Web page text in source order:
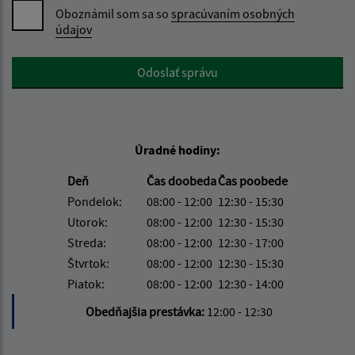
Oboznámil som sa so spracúvaním osobných
údajov
Google reCaptcha ResponseOdoslať správu
Úradné hodiny:
Deň
Čas doobedaČas poobede
Pondelok:
08:00 - 12:00 12:30 - 15:30
Utorok:
08:00 - 12:00 12:30 - 15:30
Streda:
08:00 - 12:00 12:30 - 17:00
Štvrtok:
08:00 - 12:00 12:30 - 15:30
Piatok:
08:00 - 12:00 12:30 - 14:00
Obedňajšia prestávka: 12:00 - 12:30